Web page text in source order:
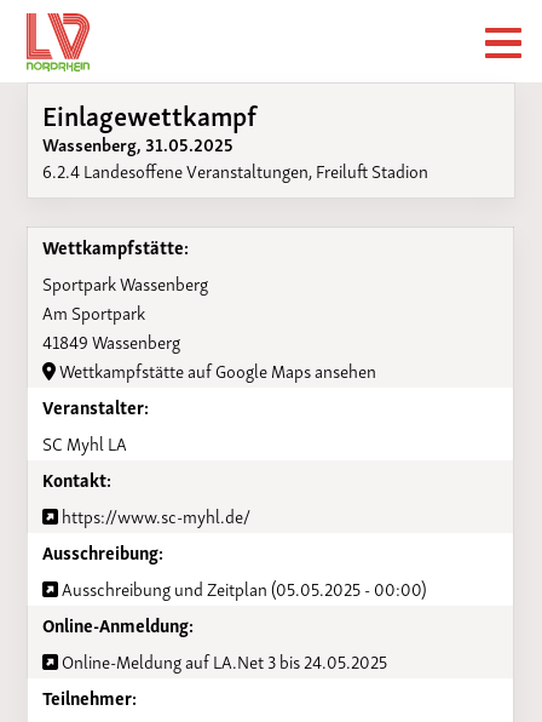
Einlagewettkampf
Wassenberg, 31.05.2025
6.2.4 Landesoffene Veranstaltungen, Freiluft Stadion
Wettkampfstätte:
Sportpark Wassenberg
Am Sportpark
41849 Wassenberg
Wettkampfstätte auf Google Maps ansehen
Veranstalter:
SC Myhl LA
Kontakt:
https://www.sc-myhl.de/
Ausschreibung:
Ausschreibung und Zeitplan (05.05.2025 - 00:00)
Online-Anmeldung:
Online-Meldung auf LA.Net 3 bis 24.05.2025
Teilnehmer: